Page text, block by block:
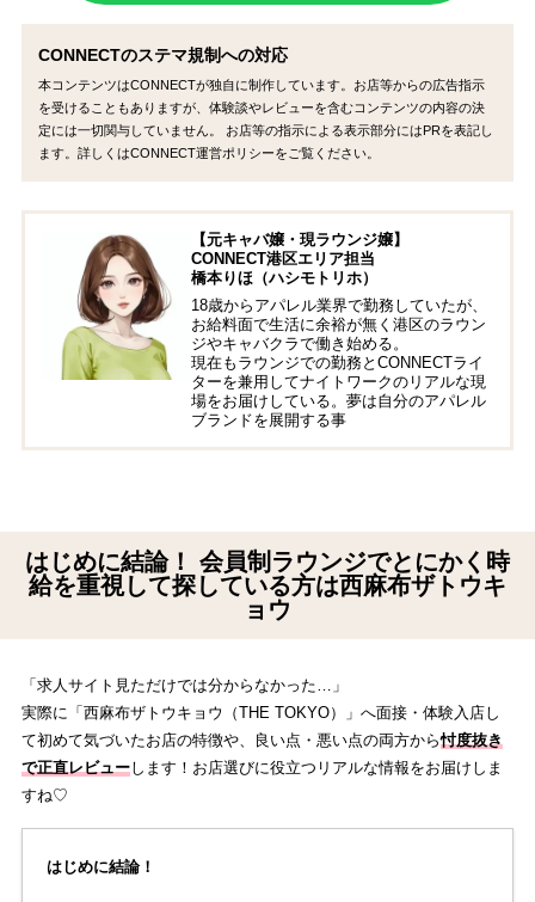
CONNECTのステマ規制への対応
本コンテンツはCONNECTが独自に制作しています。お店等からの広告指示
を受けることもありますが、体験談やレビューを含むコンテンツの内容の決
定には一切関与していません。 お店等の指示による表示部分にはPRを表記し
ます。詳しくはCONNECT運営ポリシーをご覧ください。
【元キャバ嬢・現ラウンジ嬢】
CONNECT港区エリア担当
橋本りほ（ハシモトリホ）
18歳からアパレル業界で勤務していたが、
お給料面で生活に余裕が無く港区のラウン
ジやキャバクラで働き始める。
現在もラウンジでの勤務とCONNECTライ
ターを兼用してナイトワークのリアルな現
場をお届けしている。夢は自分のアパレル
ブランドを展開する事
はじめに結論！ 会員制ラウンジでとにかく時
給を重視して探している方は西麻布ザトウキ
ョウ
「求人サイト見ただけでは分からなかった…」
実際に「西麻布ザトウキョウ（THE TOKYO）」へ面接・体験入店し
て初めて気づいたお店の特徴や、良い点・悪い点の両方から忖度抜き
で正直レビューします！お店選びに役立つリアルな情報をお届けしま
すね♡
はじめに結論！